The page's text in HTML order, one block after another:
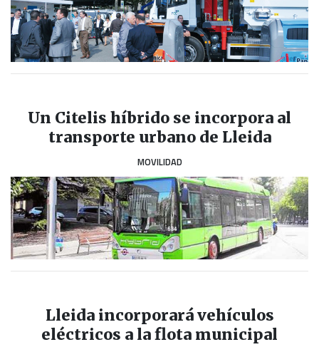
Un Citelis híbrido se incorpora al
transporte urbano de Lleida
MOVILIDAD
Lleida incorporará vehículos
eléctricos a la flota municipal